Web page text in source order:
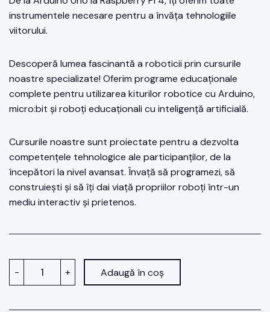
200,00 €.
instrumentele necesare pentru a învăța tehnologiile
viitorului.
Descoperă lumea fascinantă a roboticii prin cursurile
noastre specializate! Oferim programe educaționale
complete pentru utilizarea kiturilor robotice cu Arduino,
micro:bit și roboți educaționali cu inteligență artificială.
Cursurile noastre sunt proiectate pentru a dezvolta
competențele tehnologice ale participanților, de la
începători la nivel avansat. Învață să programezi, să
construiești și să îți dai viață propriilor roboți într-un
mediu interactiv și prietenos.
-
Curs
de
+ Adaugă în coș